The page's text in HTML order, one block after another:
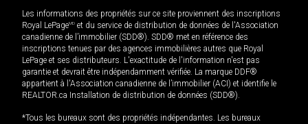
Les informations des propriétés sur ce site proviennent des inscriptions
Royal LePageMD et du service de distribution de données de l'Association
canadienne de l’immobilier (SDD®). SDD® met en référence des
inscriptions tenues par des agences immobilières autres que Royal
LePage et ses distributeurs. L'exactitude de l'information n'est pas
garantie et devrait être indépendamment vérifiée. La marque DDF®
appartient à l'Association canadienne de l’immobilier (ACI) et identifie le
REALTOR.ca Installation de distribution de données (SDD®).
*Tous les bureaux sont des propriétés indépendantes. Les bureaux